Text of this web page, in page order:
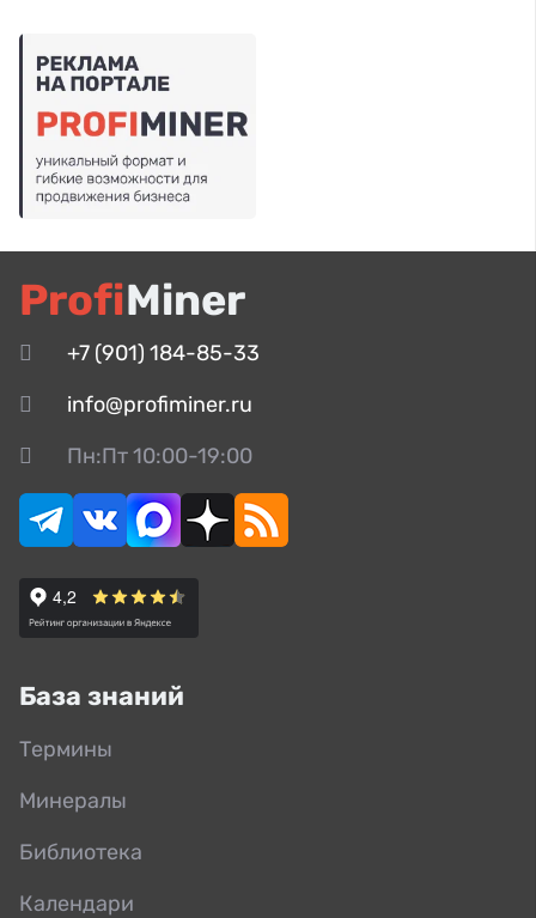
ProfiMiner
+7 (901) 184-85-33
info@profiminer.ru
Пн:Пт 10:00-19:00
База знаний
Термины
Минералы
Библиотека
Календари